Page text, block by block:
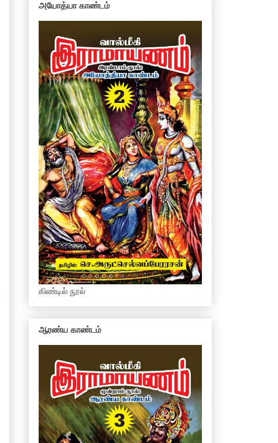
அயோத்யா காண்டம்
கிண்டில் நூல்
ஆரண்ய காண்டம்